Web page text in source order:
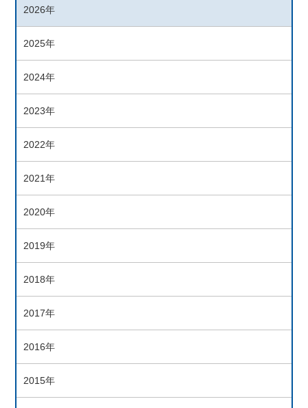
2026年
2025年
2024年
2023年
2022年
2021年
2020年
2019年
2018年
2017年
2016年
2015年